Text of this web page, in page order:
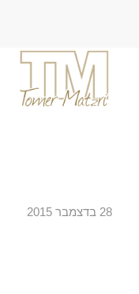
28 בדצמבר 2015